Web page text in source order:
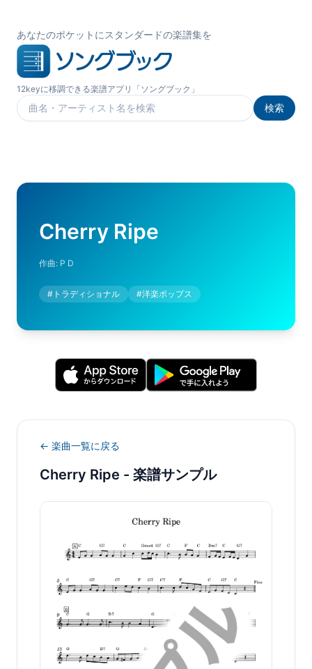
あなたのポケットにスタンダードの楽譜集を
12keyに移調できる楽譜アプリ「ソングブック」
楽曲を検索
検索
Cherry Ripe
作曲: P D
# トラディショナル #洋楽ポップス
← 楽曲一覧に戻る
Cherry Ripe - 楽譜サンプル